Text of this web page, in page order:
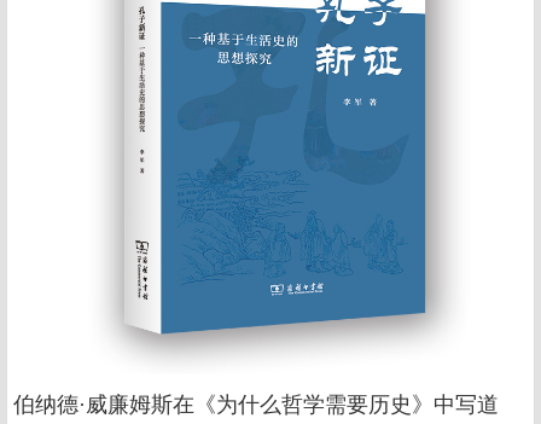
伯纳德·威廉姆斯在《为什么哲学需要历史》中写道